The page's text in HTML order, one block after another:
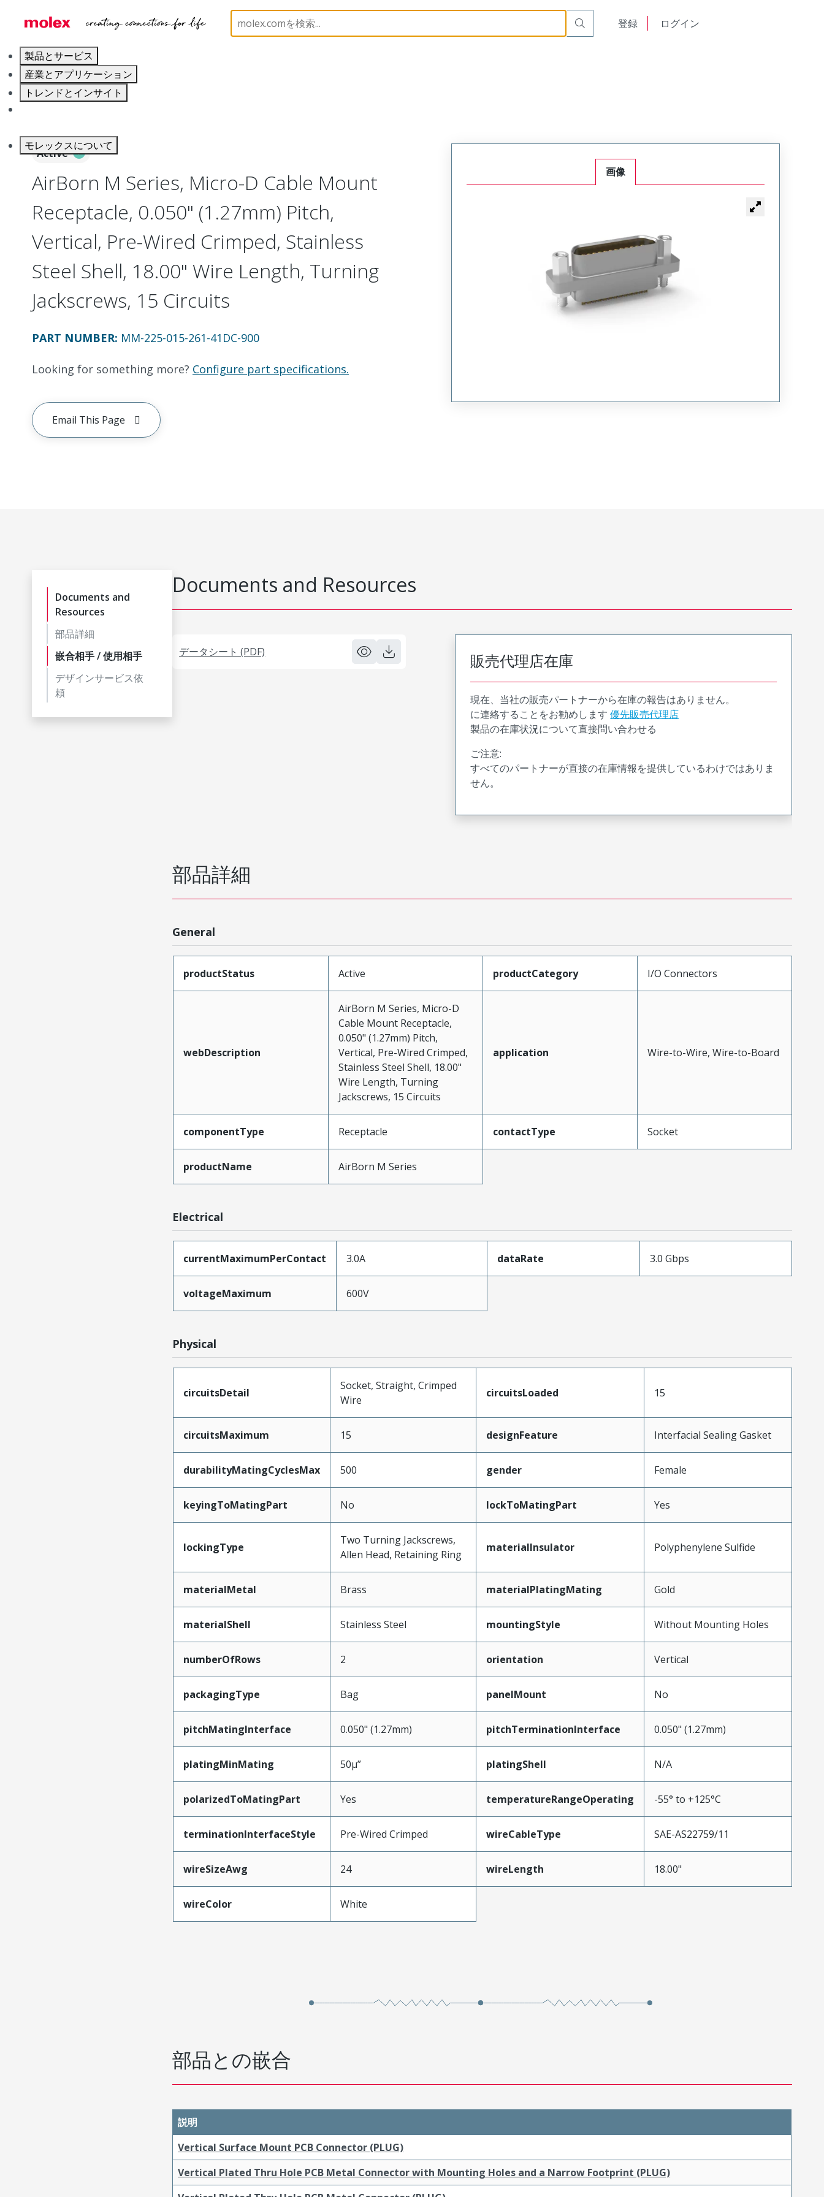
登録 ログイン
製品とサービス
産業とアプリケーション
トレンドとインサイト
モレックスについて
Micro-D, Metal, Cable Mount Receptacle MM-225-015-261-41DC-900
Active
AirBorn M Series, Micro-D Cable Mount
Receptacle, 0.050" (1.27mm) Pitch,
Vertical, Pre-Wired Crimped, Stainless
Steel Shell, 18.00" Wire Length, Turning
Jackscrews, 15 Circuits
PART NUMBER: MM-225-015-261-41DC-900
Looking for something more? Configure part specifications.
Email This Page
画像
Documents and
Resources
部品詳細
嵌合相手 / 使用相手
デザインサービス依
頼
Documents and Resources
データシート (PDF) 販売代理店在庫
現在、当社の販売パートナーから在庫の報告はありません。
に連絡することをお勧めします 優先販売代理店
製品の在庫状況について直接問い合わせる
ご注意:
すべてのパートナーが直接の在庫情報を提供しているわけではありま
せん。
部品詳細
General
productStatus Active productCategory I/O Connectors
webDescription
AirBorn M Series, Micro-D
Cable Mount Receptacle,
0.050" (1.27mm) Pitch,
Vertical, Pre-Wired Crimped,
Stainless Steel Shell, 18.00"
Wire Length, Turning
Jackscrews, 15 Circuits
application Wire-to-Wire, Wire-to-Board
componentType Receptacle contactType Socket
productName AirBorn M Series
Electrical
currentMaximumPerContact 3.0A dataRate 3.0 Gbps
voltageMaximum 600V
Physical
circuitsDetail
Socket, Straight, Crimped
Wire
circuitsLoaded 15
circuitsMaximum 15 designFeature Interfacial Sealing Gasket
durabilityMatingCyclesMax 500 gender Female
keyingToMatingPart No lockToMatingPart Yes
lockingType
Two Turning Jackscrews,
Allen Head, Retaining Ring
materialInsulator Polyphenylene Sulfide
materialMetal Brass materialPlatingMating Gold
materialShell Stainless Steel mountingStyle Without Mounting Holes
numberOfRows 2 orientation Vertical
packagingType Bag panelMount No
pitchMatingInterface 0.050" (1.27mm) pitchTerminationInterface 0.050" (1.27mm)
platingMinMating 50µ” platingShell N/A
polarizedToMatingPart Yes temperatureRangeOperating -55° to +125°C
terminationInterfaceStyle Pre-Wired Crimped wireCableType SAE-AS22759/11
wireSizeAwg 24 wireLength 18.00"
wireColor White
部品との嵌合
説明
Vertical Surface Mount PCB Connector (PLUG)
Vertical Plated Thru Hole PCB Metal Connector with Mounting Holes and a Narrow Footprint (PLUG)